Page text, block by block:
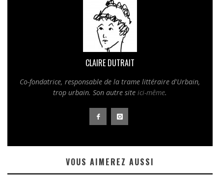
CLAIRE DUTRAIT
Co-fondatrice, responsable de la trame littéraire d'Urbain,
trop urbain. Son autre site ici-même.
VOUS AIMEREZ AUSSI